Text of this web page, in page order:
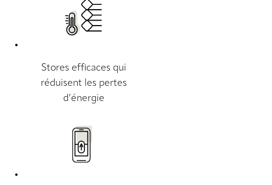
Stores efficaces qui
réduisent les pertes
d’énergie